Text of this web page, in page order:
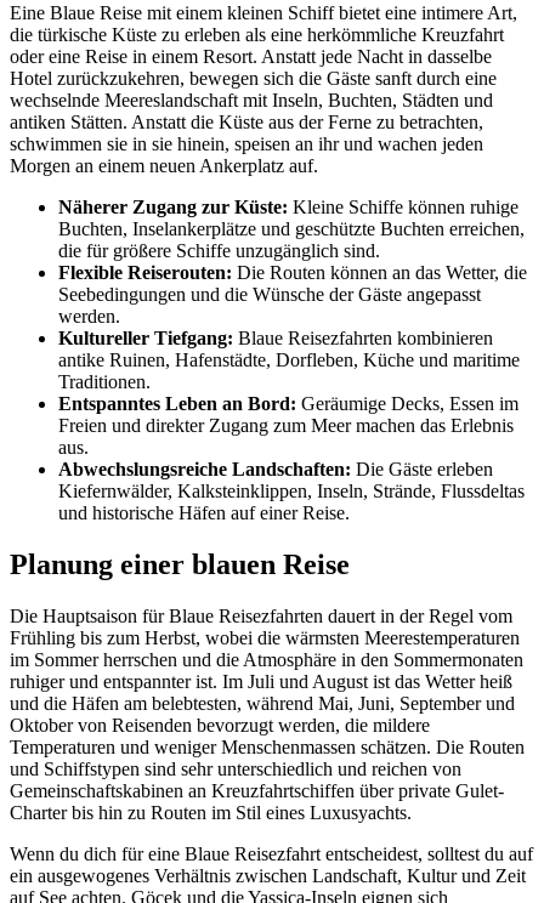
Eine Blaue Reise mit einem kleinen Schiff bietet eine intimere Art,
die türkische Küste zu erleben als eine herkömmliche Kreuzfahrt
oder eine Reise in einem Resort. Anstatt jede Nacht in dasselbe
Hotel zurückzukehren, bewegen sich die Gäste sanft durch eine
wechselnde Meereslandschaft mit Inseln, Buchten, Städten und
antiken Stätten. Anstatt die Küste aus der Ferne zu betrachten,
schwimmen sie in sie hinein, speisen an ihr und wachen jeden
Morgen an einem neuen Ankerplatz auf.
Näherer Zugang zur Küste: Kleine Schiffe können ruhige
Buchten, Inselankerplätze und geschützte Buchten erreichen,
die für größere Schiffe unzugänglich sind.
Flexible Reiserouten: Die Routen können an das Wetter, die
Seebedingungen und die Wünsche der Gäste angepasst
werden.
Kultureller Tiefgang: Blaue Reisezfahrten kombinieren
antike Ruinen, Hafenstädte, Dorfleben, Küche und maritime
Traditionen.
Entspanntes Leben an Bord: Geräumige Decks, Essen im
Freien und direkter Zugang zum Meer machen das Erlebnis
aus.
Abwechslungsreiche Landschaften: Die Gäste erleben
Kiefernwälder, Kalksteinklippen, Inseln, Strände, Flussdeltas
und historische Häfen auf einer Reise.
Planung einer blauen Reise
Die Hauptsaison für Blaue Reisezfahrten dauert in der Regel vom
Frühling bis zum Herbst, wobei die wärmsten Meerestemperaturen
im Sommer herrschen und die Atmosphäre in den Sommermonaten
ruhiger und entspannter ist. Im Juli und August ist das Wetter heiß
und die Häfen am belebtesten, während Mai, Juni, September und
Oktober von Reisenden bevorzugt werden, die mildere
Temperaturen und weniger Menschenmassen schätzen. Die Routen
und Schiffstypen sind sehr unterschiedlich und reichen von
Gemeinschaftskabinen an Kreuzfahrtschiffen über private Gulet-
Charter bis hin zu Routen im Stil eines Luxusyachts.
Wenn du dich für eine Blaue Reisezfahrt entscheidest, solltest du auf
ein ausgewogenes Verhältnis zwischen Landschaft, Kultur und Zeit
auf See achten. Göcek und die Yassica-Inseln eignen sich